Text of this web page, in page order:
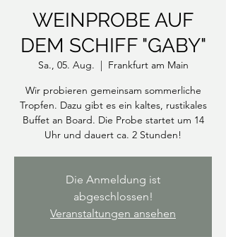
WEINPROBE AUF
DEM SCHIFF "GABY"
Sa., 05. Aug.
  |
Frankfurt am Main
Wir probieren gemeinsam sommerliche
Tropfen. Dazu gibt es ein kaltes, rustikales
Buffet an Board. Die Probe startet um 14
Uhr und dauert ca. 2 Stunden!
Die Anmeldung ist
abgeschlossen!
Veranstaltungen ansehen